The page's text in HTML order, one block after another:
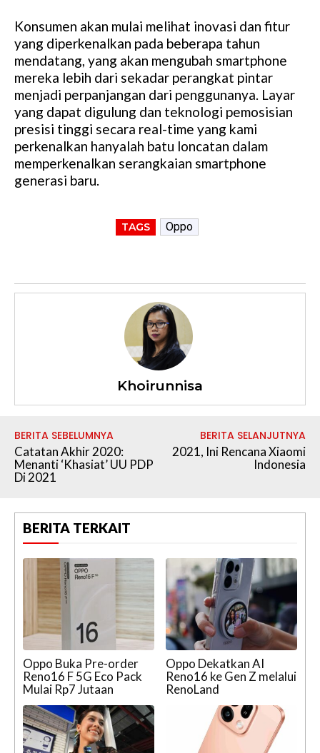
Konsumen akan mulai melihat inovasi dan fitur
yang diperkenalkan pada beberapa tahun
mendatang, yang akan mengubah smartphone
mereka lebih dari sekadar perangkat pintar
menjadi perpanjangan dari penggunanya. Layar
yang dapat digulung dan teknologi pemosisian
presisi tinggi secara real-time yang kami
perkenalkan hanyalah batu loncatan dalam
memperkenalkan serangkaian smartphone
generasi baru.
TAGS Oppo
Khoirunnisa
BERITA SEBELUMNYA
Catatan Akhir 2020:
Menanti ‘Khasiat’ UU PDP
Di 2021
BERITA SELANJUTNYA
2021, Ini Rencana Xiaomi
Indonesia
BERITA TERKAIT
Oppo Buka Pre-order
Reno16 F 5G Eco Pack
Mulai Rp7 Jutaan
Oppo Dekatkan AI
Reno16 ke Gen Z melalui
RenoLand